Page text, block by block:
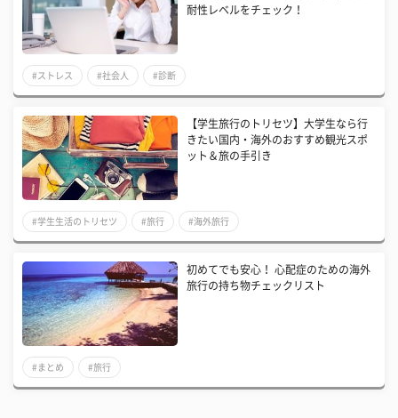
耐性レベルをチェック！
#ストレス #社会人 #診断
【学生旅行のトリセツ】大学生なら行
きたい国内・海外のおすすめ観光スポ
ット＆旅の手引き
#学生生活のトリセツ #旅行 #海外旅行
​初めてでも安心！ 心配症のための海外
旅行の持ち物チェックリスト
#まとめ #旅行